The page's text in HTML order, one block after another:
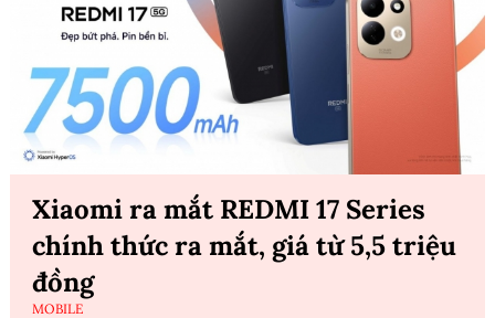
Xiaomi ra mắt REDMI 17 Series
chính thức ra mắt, giá từ 5,5 triệu
đồng
MOBILE